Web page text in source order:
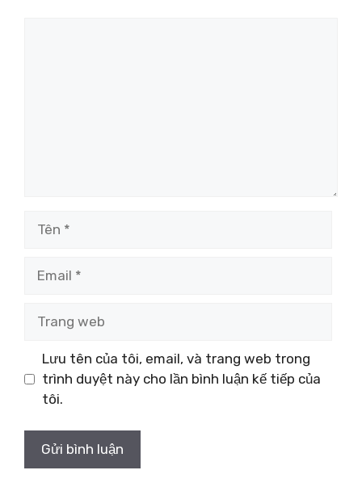
Lưu tên của tôi, email, và trang web trong
trình duyệt này cho lần bình luận kế tiếp của
tôi.